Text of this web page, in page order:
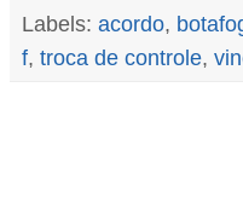
Labels: acordo,
f, troca de controle,